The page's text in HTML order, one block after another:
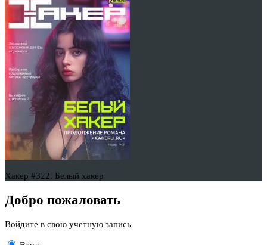
Хакер #322. Белый хакер
Добро пожаловать
Войдите в свою учетную запись